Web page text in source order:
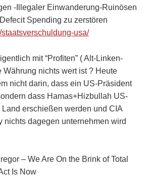
-Illegaler Einwanderung-Ruinösen
Spending zu zerstören
usa/
mit “Profiten” ( Alt-Linken-
Währung nichts wert ist ? Heute
nicht darin, dass ein US-Präsident
dass Hamas+Hizbullah US-
erschießen werden und CIA
nichts dagegen unternehmen wird
– We Are On the Brink of Total
Is Now